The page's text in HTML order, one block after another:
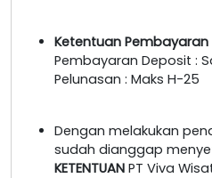
Ketentuan Pembayaran
Pembayaran Deposit :
Pelunasan : Maks H-25
Dengan melakukan
sudah dianggap
KETENTUAN PT Viva